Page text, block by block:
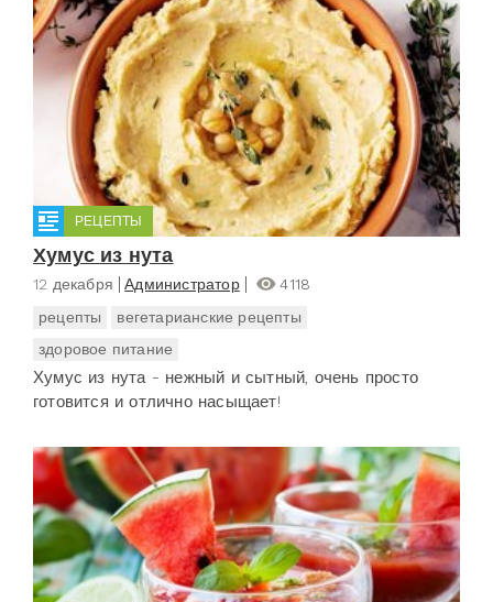
РЕЦЕПТЫ
Хумус из нута
12 декабря Администратор
4118
рецепты
вегетарианские рецепты
здоровое питание
Хумус из нута - нежный и сытный, очень просто
готовится и отлично насыщает!